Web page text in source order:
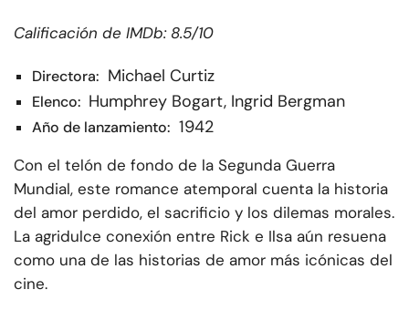
Calificación de IMDb: 8.5/10
Directora: Michael Curtiz
Elenco: Humphrey Bogart, Ingrid Bergman
Año de lanzamiento: 1942
Con el telón de fondo de la Segunda Guerra
Mundial, este romance atemporal cuenta la historia
del amor perdido, el sacrificio y los dilemas morales.
La agridulce conexión entre Rick e Ilsa aún resuena
como una de las historias de amor más icónicas del
cine.